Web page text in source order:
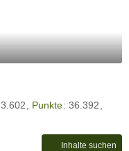
3.602 Punkte 36.392
Inhalte suchen